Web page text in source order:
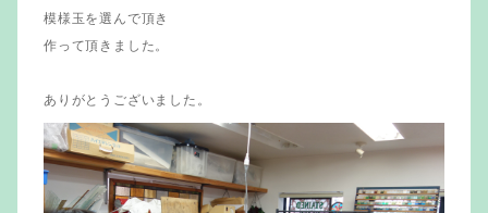
模様玉を選んで頂き
作って頂きました。
ありがとうございました。